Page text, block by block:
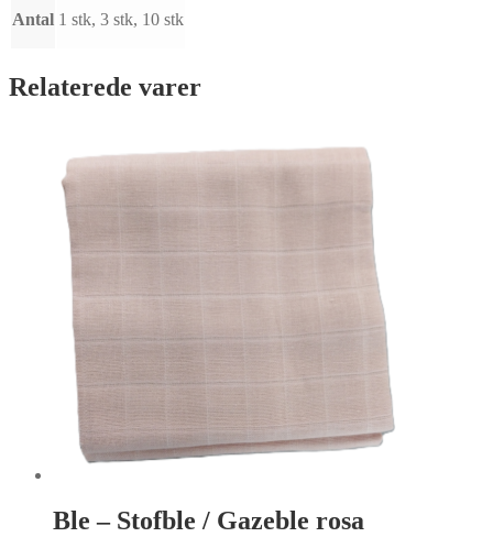
Antal 1 stk, 3 stk, 10 stk
Relaterede varer
Ble – Stofble / Gazeble rosa